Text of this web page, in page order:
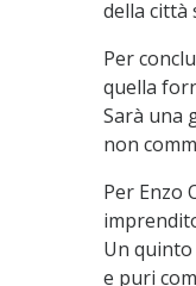
della città
Per
quella
Sarà una
non
Per Enzo
Un
e puri